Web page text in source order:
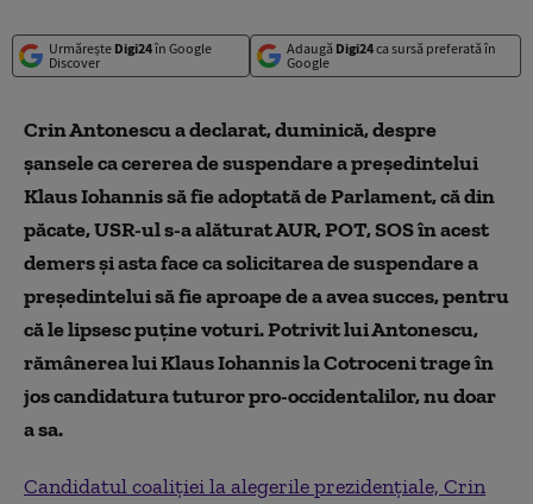
Urmărește Digi24în Google
Discover
Adaugă Digi24ca sursă preferată în
Google
Crin Antonescu a declarat, duminică, despre
şansele ca cererea de suspendare a preşedintelui
Klaus Iohannis să fie adoptată de Parlament, că din
păcate, USR-ul s-a alăturat AUR, POT, SOS în acest
demers şi asta face ca solicitarea de suspendare a
preşedintelui să fie aproape de a avea succes, pentru
că le lipsesc puţine voturi. Potrivit lui Antonescu,
rămânerea lui Klaus Iohannis la Cotroceni trage în
jos candidatura tuturor pro-occidentalilor, nu doar
a sa.
Candidatul coaliţiei la alegerile prezidenţiale, Crin